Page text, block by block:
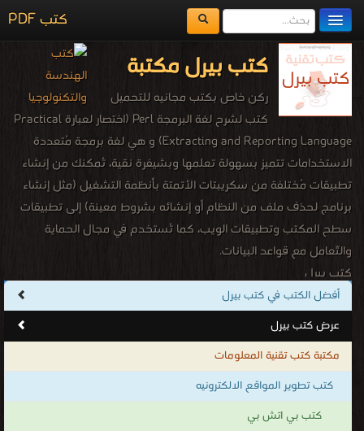
كتب PDF
مكتبة الكتب
المكتبات
يُقرأ حالياً
الفهرس
اضف كتاب
كتب بيرل مكتبة
ركن خاص بكتب مجانيه للتحميل
كتب لشرح لغة البرمجة Perl (اختصار لعبارة Practical
Extracting and Reporting Language) و هي لغة برمجة مُتعددة
الاستخدامات تتميز بسهولة تعلمها وبشيفرة نقية، تُمكنك من إنشاء
تطبيقات مُختلفة من سكريبتات الأتمتة بأنظمة التشغيل (مثل إنشاء
برنامج لحذف ملف من النظام أو إنشائه بشروط معينة) إلى تطبيقات
سطح المكتب وتطبيقات الويب، كما تُستخدم في مجال الحماية
والتّعامل مع قواعد البيانات.
كتب بيرل
أفضل الكتب في كتب بيرل
عرض كتب بيرل
مكتبة كتب تقنية المعلومات
كتب تطوير المواقع الالكترونيه
كتب بي اتش بي